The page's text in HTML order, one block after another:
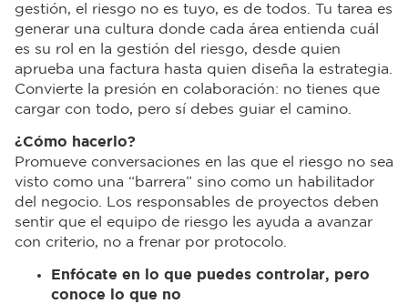
gestión, el riesgo no es tuyo, es de todos. Tu tarea es
generar una cultura donde cada área entienda cuál
es su rol en la gestión del riesgo, desde quien
aprueba una factura hasta quien diseña la estrategia.
Convierte la presión en colaboración: no tienes que
cargar con todo, pero sí debes guiar el camino.
¿Cómo hacerlo?
Promueve conversaciones en las que el riesgo no sea
visto como una “barrera” sino como un habilitador
del negocio. Los responsables de proyectos deben
sentir que el equipo de riesgo les ayuda a avanzar
con criterio, no a frenar por protocolo.
Enfócate en lo que puedes controlar, pero
conoce lo que no